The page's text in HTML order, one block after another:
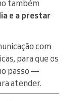
também
e a prestar
com
para que os
passo —
atender.